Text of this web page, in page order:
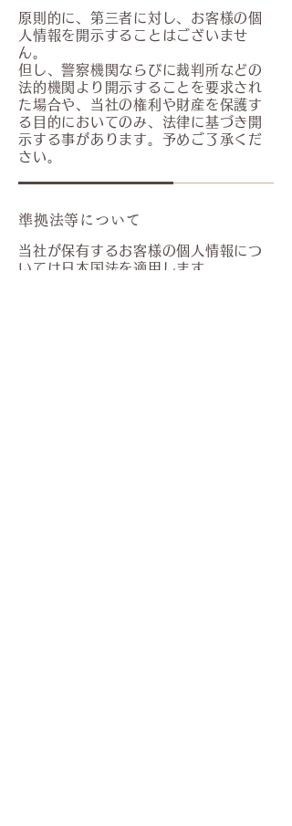
原則的に、第三者に対し、お客様の個
人情報を開示することはございませ
ん。
但し、警察機関ならびに裁判所などの
法的機関より開示することを要求され
た場合や、当社の権利や財産を保護す
る目的においてのみ、法律に基づき開
示する事があります。予めご了承くだ
さい。
準拠法等について
当社が保有するお客様の個人情報につ
いては日本国法を適用します。